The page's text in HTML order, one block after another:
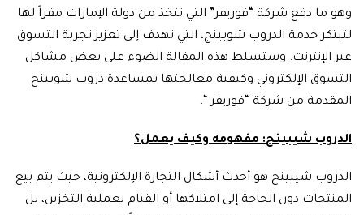
وهو ما دفع شركة “فوريفر” التي تتخذ من دولة الإمارات مقراً لها
لتبتكر خدمة الدروب شوبينج، التي تهدف إلى تعزيز تجربة التسوق
عبر الإنترنت. وستسلط هذه المقالة الضوء على بعض مشاكل
التسوق الإلكتروني وكيفية معالجتها بمساعدة دروب شوبينج
المقدمة من شركة “فوريفر “.
الدروب شيبينج: مفهومه وكيف يعمل؟
الدروب شيبينج هو أحدث أشكال التجارة الإلكترونية، حيث يتم بيع
المنتجات دون الحاجة إلى امتلاكها أو القيام بعملية التخزين، بل